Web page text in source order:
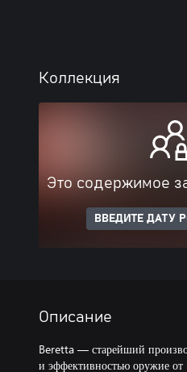
Коллекция
Это содержимое
ВВЕДИТЕ ДАТУ
Описание
Beretta — старейший
и эффективностью оружие